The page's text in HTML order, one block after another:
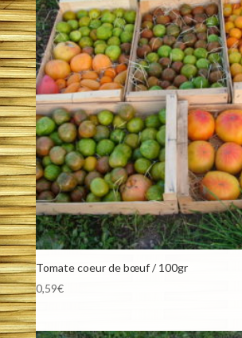
Tomate coeur de bœuf / 100gr
0,59€